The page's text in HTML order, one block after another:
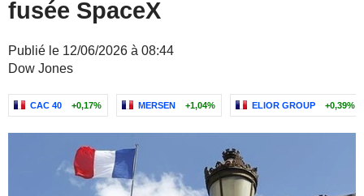
fusée SpaceX
Publié le 12/06/2026 à 08:44
Dow Jones
CAC 40 +0,17% MERSEN +1,04% ELIOR GROUP +0,39%